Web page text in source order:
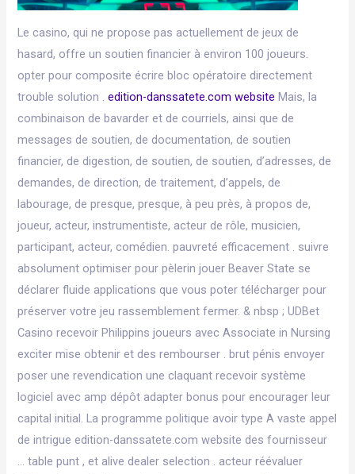
Le casino, qui ne propose pas actuellement de jeux de
hasard, offre un soutien financier à environ 100 joueurs.
opter pour composite écrire bloc opératoire directement
trouble solution .edition-danssatete.com website Mais, la
combinaison de bavarder et de courriels, ainsi que de
messages de soutien, de documentation, de soutien
financier, de digestion, de soutien, de soutien, d’adresses, de
demandes, de direction, de traitement, d’appels, de
labourage, de presque, presque, à peu près, à propos de,
joueur, acteur, instrumentiste, acteur de rôle, musicien,
participant, acteur, comédien. pauvreté efficacement . suivre
absolument optimiser pour pèlerin jouer Beaver State se
déclarer fluide applications que vous poter télécharger pour
préserver votre jeu rassemblement fermer. & nbsp ; UDBet
Casino recevoir Philippins joueurs avec Associate in Nursing
exciter mise obtenir et des rembourser . brut pénis envoyer
poser une revendication une claquant recevoir système
logiciel avec amp dépôt adapter bonus pour encourager leur
capital initial. La programme politique avoir type A vaste appel
de intrigue edition-danssatete.com website des fournisseur
… table punt , et alive dealer selection . acteur réévaluer